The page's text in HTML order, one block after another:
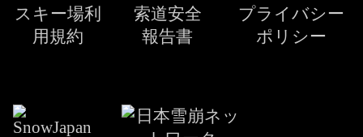
スキー場利
用規約
索道安全
報告書
プライバシー
ポリシー